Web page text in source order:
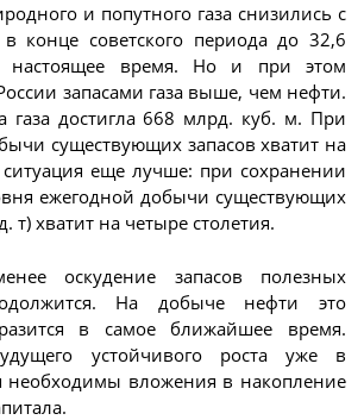
и попутного газа снизились с
конце советского периода до 32,6
время. Но и при этом
запасами газа выше, чем нефти.
газа достигла 668 млрд. куб. м. При
существующих запасов хватит на
еще лучше: при сохранении
ежегодной добычи существующих
т) хватит на четыре столетия.
оскудение запасов полезных
На добыче нефти это
в самое ближайшее время.
устойчивого роста уже в
необходимы вложения в накопление